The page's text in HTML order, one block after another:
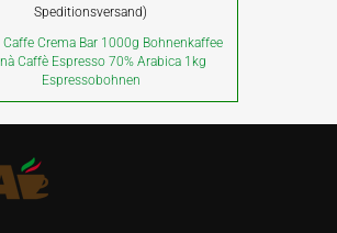
Speditionsversand)
Crema Bar 1000g Bohnenkaffee
Caffè Espresso 70% Arabica 1kg
Espressobohnen